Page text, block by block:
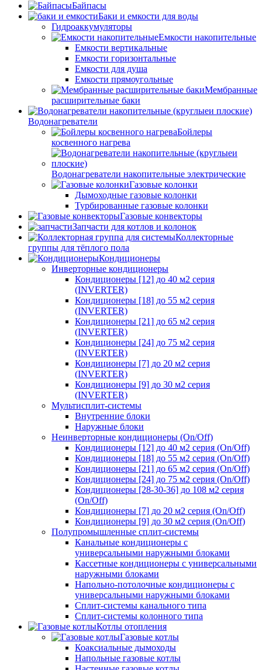
Байпасы
Баки и емкости для воды
Гидроаккумуляторы
Емкости накопительные
Емкости вертикальные
Емкости горизонтальные
Емкости для душа
Емкости прямоугольные
Мембранные
расширительные баки
Водонагреватели
Бойлеры
косвенного нагрева
Водонагреватели накопительные электрические
Газовые колонки
Дымоходные газовые колонки
Турбированные газовые колонки
Газовые конвекторы
Запчасти для котлов и колонок
Коллекторные
группы для тёплого пола
Кондиционеры
Инверторные кондиционеры
Кондиционеры [12] до 40 м2 серия
(INVERTER)
Кондиционеры [18] до 55 м2 серия
(INVERTER)
Кондиционеры [21] до 65 м2 серия
(INVERTER)
Кондиционеры [24] до 75 м2 серия
(INVERTER)
Кондиционеры [7] до 20 м2 серия
(INVERTER)
Кондиционеры [9] до 30 м2 серия
(INVERTER)
Мультисплит-системы
Внутренние блоки
Наружные блоки
Неинверторные кондиционеры (On/Off)
Кондиционеры [12] до 40 м2 серия (On/Off)
Кондиционеры [18] до 55 м2 серия (On/Off)
Кондиционеры [21] до 65 м2 серия (On/Off)
Кондиционеры [24] до 75 м2 серия (On/Off)
Кондиционеры [28-30-36] до 108 м2 серия
(On/Off)
Кондиционеры [7] до 20 м2 серия (On/Off)
Кондиционеры [9] до 30 м2 серия (On/Off)
Полупромышленные сплит-системы
Канальные кондиционеры с
универсальными наружными блоками
Кассетные кондиционеры с универсальными
наружными блоками
Напольно-потолочные кондиционеры с
универсальными наружными блоками
Сплит-системы канального типа
Сплит-системы колонного типа
Котлы отопления
Газовые котлы
Коаксиальные дымоходы
Напольные газовые котлы